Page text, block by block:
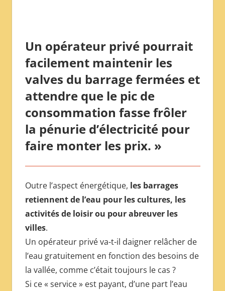
Un opérateur privé pourrait
facilement maintenir les
valves du barrage fermées et
attendre que le pic de
consommation fasse frôler
la pénurie d’électricité pour
faire monter les prix. »
Outre l’aspect énergétique, les barrages
retiennent de l’eau pour les cultures, les
activités de loisir ou pour abreuver les
villes.
Un opérateur privé va-t-il daigner relâcher de
l’eau gratuitement en fonction des besoins de
la vallée, comme c’était toujours le cas ?
Si ce « service » est payant, d’une part l’eau